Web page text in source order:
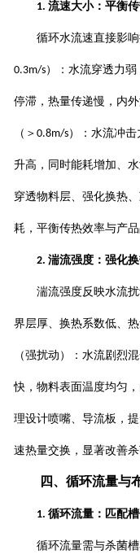
1. 流速大小：平衡
循环水流速直接影
0.3m/s）：水流穿透力
停滞，热量传递慢，内
（＞ 0.8m/s）：水流冲
升高，同时能耗增加、
穿透物料层、强化换热
耗，平衡传热效率与产品
2. 湍流强度：强化
湍流强度反映水流
界层厚、换热系数低、
（强扰动）：水流剧烈
快，物料表面温度均匀
理设计喷嘴、导流板，
速热量交换，显著改善杀
四、循环流量与
1. 循环流量：匹配
循环流量需与杀菌